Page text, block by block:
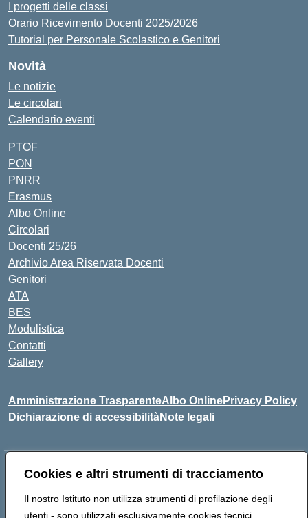
Cookies e altri strumenti di tracciamento
Il nostro Istituto non utilizza strumenti di profilazione degli
utenti - sono utilizzati esclusivamente cookies tecnici
I progetti delle classi
Orario Ricevimento Docenti 2025/2026
Tutorial per Personale Scolastico e Genitori
Novità
Le notizie
Le circolari
Calendario eventi
PTOF
PON
PNRR
Erasmus
Albo Online
Circolari
Docenti 25/26
Archivio Area Riservata Docenti
Genitori
ATA
BES
Modulistica
Contatti
Gallery
Amministrazione TrasparenteAlbo OnlinePrivacy Policy
Dichiarazione di accessibilitàNote legali
Indirizzo:Via Coniugi Crigna – Cap. 89861 – Tropea (VV)
Posta elettronica certificata (PEC):vvic82200d@pec.istruzione.it